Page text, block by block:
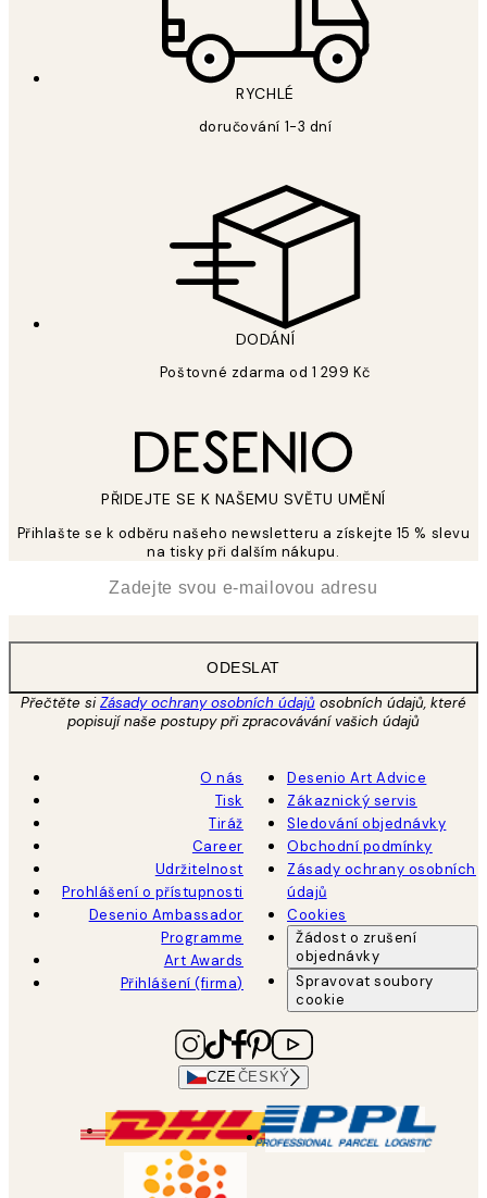
RYCHLÉ
doručování 1-3 dní
DODÁNÍ
Poštovné zdarma od 1 299 Kč
PŘIDEJTE SE K NAŠEMU SVĚTU UMĚNÍ
Přihlašte se k odběru našeho newsletteru a získejte 15 % slevu
na tisky při dalším nákupu.
ODESLAT
Přečtěte siZásady ochrany osobních údajů osobních údajů, které
popisují naše postupy při zpracovávání vašich údajů
O nás
Tisk
Tiráž
Career
Udržitelnost
Prohlášení o přístupnosti
Desenio Ambassador
Programme
Art Awards
Přihlášení (firma)
Desenio Art Advice
Zákaznický servis
Sledování objednávky
Obchodní podmínky
Zásady ochrany osobních
údajů
Cookies
Žádost o zrušení
objednávky
Spravovat soubory
cookie
CZEČESKÝ